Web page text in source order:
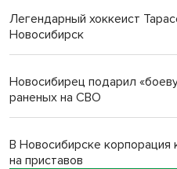
Легендарный хоккеист
Новосибирск
Новосибирец подарил
раненых на СВО
В Новосибирске
на приставов